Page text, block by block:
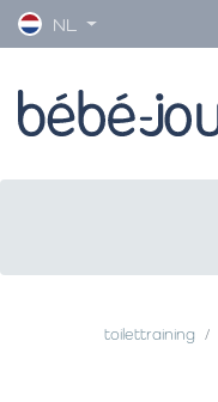
NL
toilettraining